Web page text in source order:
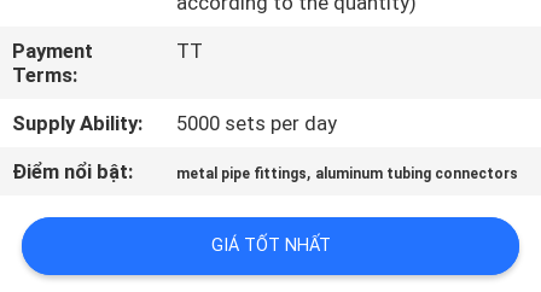
KIỂM
SOÁT
CHẤT
LƯỢNG
LIÊN
Payment
Terms:
TT
Supply Ability:
5000 sets per day
Điểm nổi bật:
metal pipe fittings, aluminum tubing connectors
GIÁ TỐT NHẤT